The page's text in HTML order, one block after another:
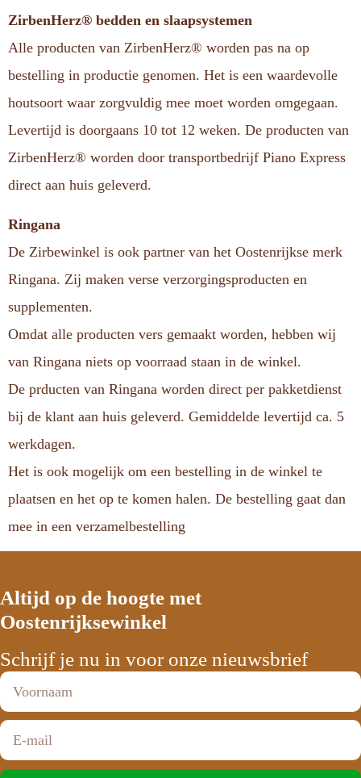
ZirbenHerz® bedden en slaapsystemen
Alle producten van ZirbenHerz® worden pas na op
bestelling in productie genomen. Het is een waardevolle
houtsoort waar zorgvuldig mee moet worden omgegaan.
Levertijd is doorgaans 10 tot 12 weken. De producten van
ZirbenHerz® worden door transportbedrijf Piano Express
direct aan huis geleverd.
Ringana
De Zirbewinkel is ook partner van het Oostenrijkse merk
Ringana. Zij maken verse verzorgingsproducten en
supplementen.
Omdat alle producten vers gemaakt worden, hebben wij
van Ringana niets op voorraad staan in de winkel.
De prducten van Ringana worden direct per pakketdienst
bij de klant aan huis geleverd. Gemiddelde levertijd ca. 5
werkdagen.
Het is ook mogelijk om een bestelling in de winkel te
plaatsen en het op te komen halen. De bestelling gaat dan
mee in een verzamelbestelling
Altijd op de hoogte met
Oostenrijksewinkel
Schrijf je nu in voor onze nieuwsbrief